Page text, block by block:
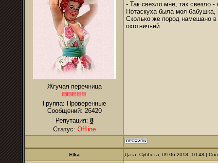
Жгучая перечница
Группа: Проверенные
Сообщений: 26420
Репутация: 8
Статус: Offline
- Так свезло мне, так свезло
Потаскуха была моя бабушка,
Сколько же пород намешано в
охотничьей
Elka Дата: Суббота, 09.06.2018, 10:48 |